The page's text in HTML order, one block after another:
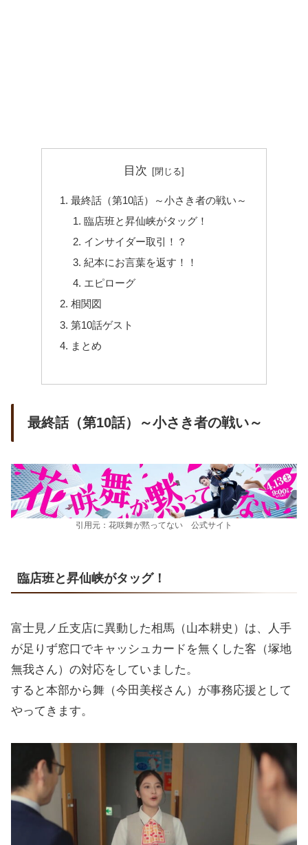
目次
最終話（第10話）～小さき者の戦い～
臨店班と昇仙峡がタッグ！
インサイダー取引！？
紀本にお言葉を返す！！
エピローグ
相関図
第10話ゲスト
まとめ
最終話（第10話）～小さき者の戦い～
引用元：花咲舞が黙ってない 公式サイト
臨店班と昇仙峡がタッグ！
富士見ノ丘支店に異動した相馬（山本耕史）は、人手
が足りず窓口でキャッシュカードを無くした客（塚地
無我さん）の対応をしていました。
すると本部から舞（今田美桜さん）が事務応援として
やってきます。